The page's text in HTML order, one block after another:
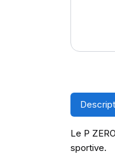
Le P
sportive.